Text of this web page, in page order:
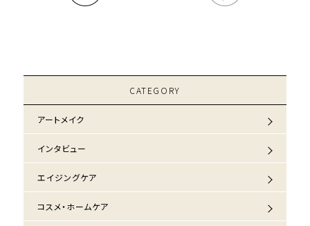
CATEGORY
アートメイク
インタビュー
エイジングケア
コスメ・ホームケア